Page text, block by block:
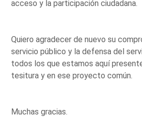
acceso y la participación ciudadana.
Quiero agradecer de nuevo su
servicio público y la defensa del
todos los que estamos aquí
tesitura y en ese proyecto común.
Muchas gracias.